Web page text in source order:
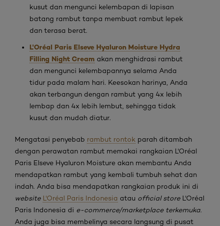
kusut dan mengunci kelembapan di lapisan
batang rambut tanpa membuat rambut lepek
dan terasa berat.
L'Oréal Paris Elseve Hyaluron Moisture Hydra
Filling Night Cream akan menghidrasi rambut
dan mengunci kelembapannya selama Anda
tidur pada malam hari. Keesokan harinya, Anda
akan terbangun dengan rambut yang 4x lebih
lembap dan 4x lebih lembut, sehingga tidak
kusut dan mudah diatur.
Mengatasi penyebab rambut rontok parah ditambah
dengan perawatan rambut memakai rangkaian L'Oréal
Paris Elseve Hyaluron Moisture akan membantu Anda
mendapatkan rambut yang kembali tumbuh sehat dan
indah. Anda bisa mendapatkan rangkaian produk ini di
website L'Oréal Paris Indonesia atau official storeL'Oréal
Paris Indonesia di e-commerce/marketplace terkemuka.
Anda juga bisa membelinya secara langsung di pusat